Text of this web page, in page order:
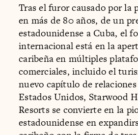
Tras el furor causado por la
en más de 80 años, de un
estadounidense a Cuba, el
internacional está en la
caribeña en múltiples
comerciales, incluido el
nuevo capítulo de
Estados Unidos, Starwood
Resorts se convierte en la
estadounidense en